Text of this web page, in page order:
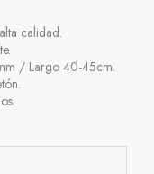
calidad.
/ Largo 40-45cm.